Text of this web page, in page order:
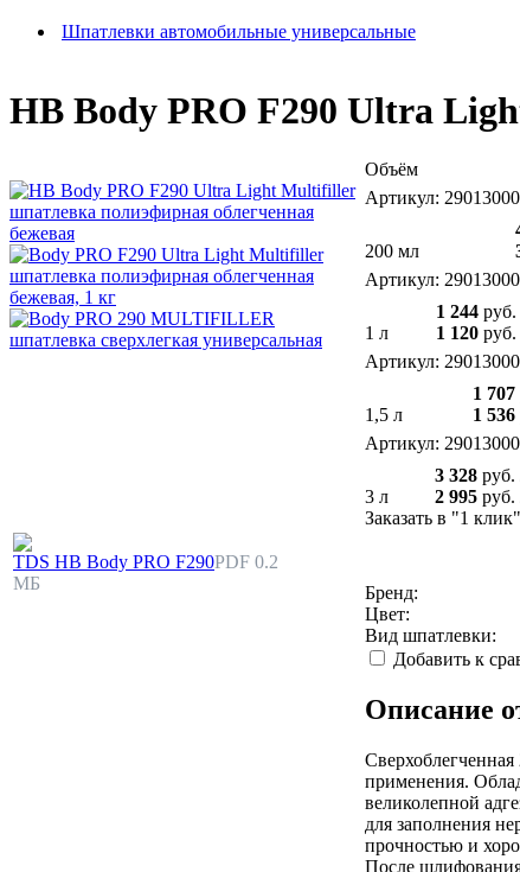
Шпатлевки автомобильные универсальные
HB Body PRO F290 Ultra
Объём
Артикул:
200 мл
Артикул:
1 л
1 244 руб.
1 120 руб.
Артикул:
1,5 л
1 707
1 536
Артикул:
3 л
3 328 руб.
2 995 руб.
Заказать в "1 клик"
TDS HB Body PRO F290PDF 0.2
МБ
Бренд:
Цвет:
Вид шпатлевки:
Добавить к
Описание
применения.
великолепной
для заполнения
прочностью и
После шлифования